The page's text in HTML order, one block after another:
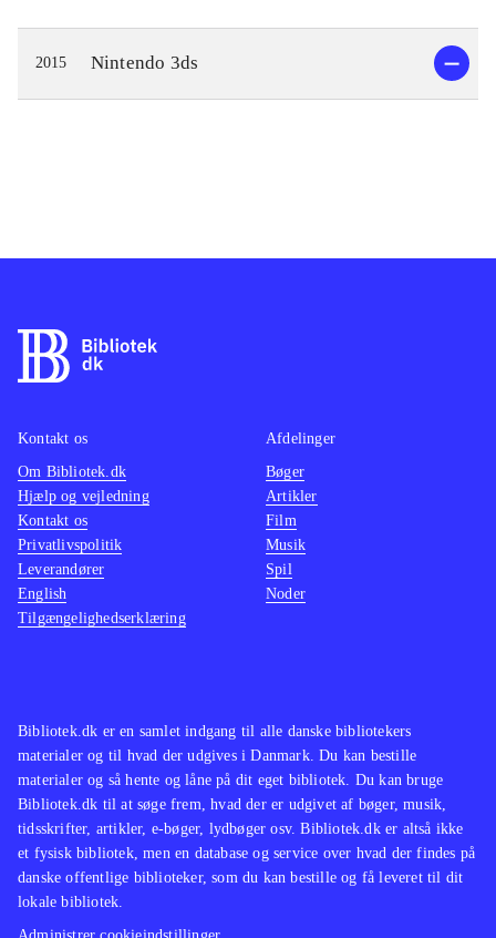
2015 Nintendo 3ds
Bibliotek.dk er en samlet indgang til alle danske bibliotekers
materialer og til hvad der udgives i Danmark. Du kan bestille
materialer og så hente og låne på dit eget bibliotek. Du kan bruge
Bibliotek.dk til at søge frem, hvad der er udgivet af bøger, musik,
tidsskrifter, artikler, e-bøger, lydbøger osv. Bibliotek.dk er altså ikke
et fysisk bibliotek, men en database og service over hvad der findes på
danske offentlige biblioteker, som du kan bestille og få leveret til dit
lokale bibliotek.
Kontakt os
Om Bibliotek.dk
Hjælp og vejledning
Kontakt os
Privatlivspolitik
Leverandører
English
Tilgængelighedserklæring
Afdelinger
Bøger
Artikler
Film
Musik
Spil
Noder